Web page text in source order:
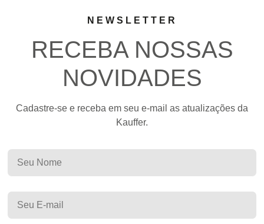
NEWSLETTER
RECEBA NOSSAS
NOVIDADES
Cadastre-se e receba em seu e-mail as atualizações da
Kauffer.